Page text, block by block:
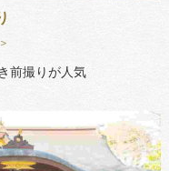
前撮りが人気